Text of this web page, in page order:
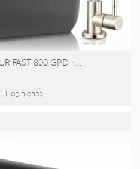
FAST 800 GPD -...
11 opiniones